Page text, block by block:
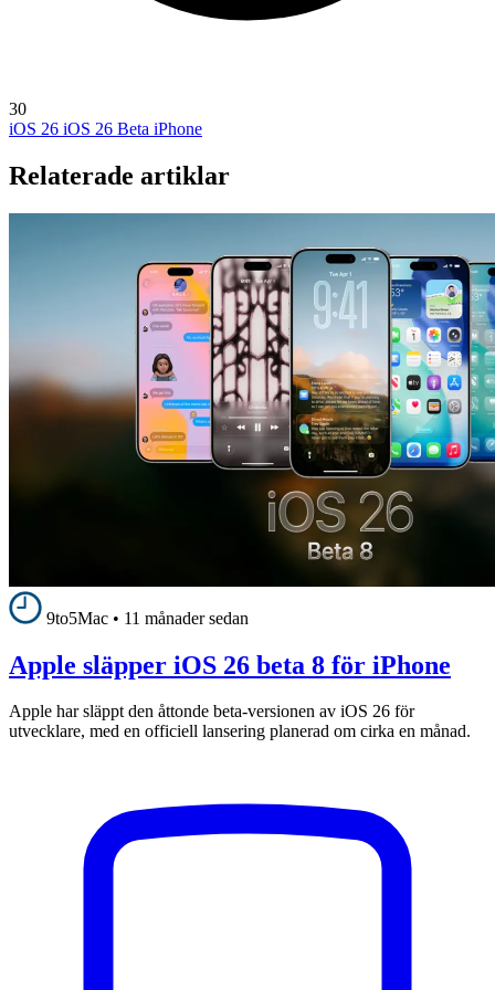
30
iOS 26 iOS 26 Beta iPhone
Relaterade artiklar
9to5Mac • 11 månader sedan
Apple släpper iOS 26 beta 8 för iPhone
Apple har släppt den åttonde beta-versionen av iOS 26 för
utvecklare, med en officiell lansering planerad om cirka en månad.